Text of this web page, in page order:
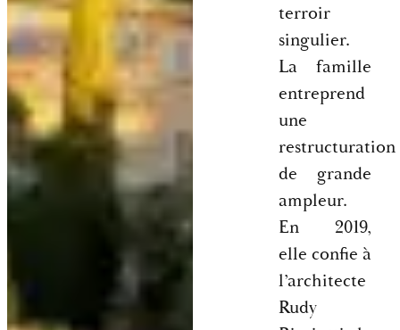
terroir
singulier.
La famille
entreprend
une
restructuration
de grande
ampleur.
En 2019,
elle confie à
l’architecte
Rudy